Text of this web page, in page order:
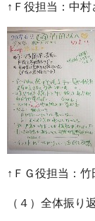
↑Ｆ役担当：中
↑ＦＧ役担当：
（４）全体振り